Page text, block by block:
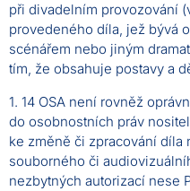
při divadelním provozování
provedeného díla, jež bývá
scénářem nebo jiným
tím, že obsahuje postavy a
1. 14 OSA není rovněž
do osobnostních práv
ke změně či zpracování díla
souborného či
nezbytných autorizací nese